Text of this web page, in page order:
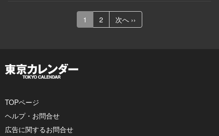
1 2 次へ ››
TOPページ
ヘルプ・お問合せ
広告に関するお問合せ